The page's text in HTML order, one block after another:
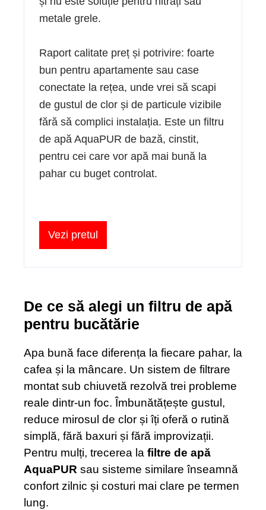
metale grele.
Raport calitate preț și potrivire: foarte
bun pentru apartamente sau case
conectate la rețea, unde vrei să scapi
de gustul de clor și de particule vizibile
fără să complici instalația. Este un filtru
de apă AquaPUR de bază, cinstit,
pentru cei care vor apă mai bună la
pahar cu buget controlat.
Vezi pretul
De ce să alegi un filtru de apă
pentru bucătărie
Apa bună face diferența la fiecare pahar, la
cafea și la mâncare. Un sistem de filtrare
montat sub chiuvetă rezolvă trei probleme
reale dintr-un foc. Îmbunătățește gustul,
reduce mirosul de clor și îți oferă o rutină
simplă, fără baxuri și fără improvizații.
Pentru mulți, trecerea la filtre de apă
AquaPUR sau sisteme similare înseamnă
confort zilnic și costuri mai clare pe termen
lung.